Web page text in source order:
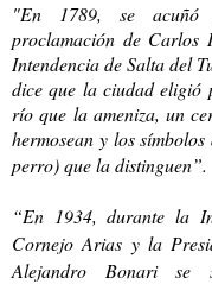
"En 1789, se acuñó
proclamación de
Intendencia de Salta del
dice que la ciudad eligió
río que la ameniza, un
hermosean y los
perro) que la distinguen”.
“En 1934, durante la
Cornejo Arias y la
Alejandro Bonari se